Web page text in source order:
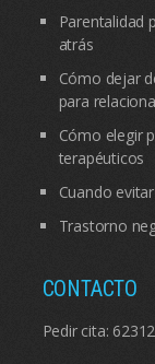
Parentalidad
atrás
Cómo dejar
para
Cómo elegir
terapéuticos
Cuando
Trastorno
CONTACTO
Pedir cita: